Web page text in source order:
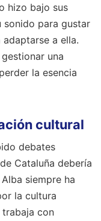
hizo bajo sus
sonido para gustar
a ella.
una
la esencia
cultural
debates
Cataluña debería
siempre ha
la cultura
trabaja con